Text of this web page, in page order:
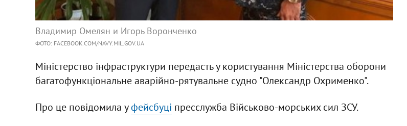
Владимир Омелян и Игорь Воронченко
ФОТО: FACEBOOK.COM/NAVY.MIL.GOV.UA
Міністерство інфраструктури передасть у користування Міністерства оборони
багатофункціональне аварійно-рятувальне судно "Олександр Охрименко".
Про це повідомила уфейсбуці пресслужба Військово-морських сил ЗСУ.